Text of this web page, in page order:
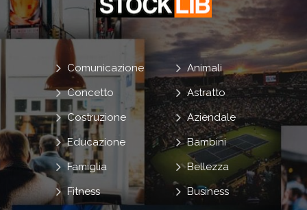
Animali
Astratto
Aziendale
Bambini
Bellezza
Business
Comunicazione
Concetto
Costruzione
Educazione
Famiglia
Fitness